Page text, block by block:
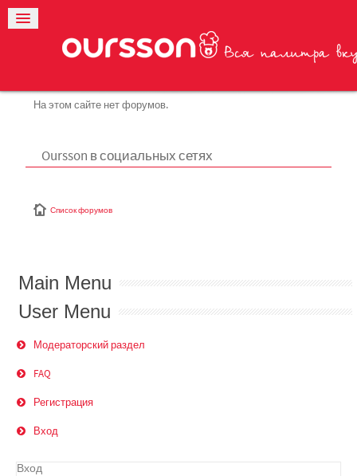
На этом сайте нет форумов.
Oursson в социальных сетях
Список форумов
Main Menu
User Menu
Модераторский раздел
FAQ
Регистрация
Вход
Вход